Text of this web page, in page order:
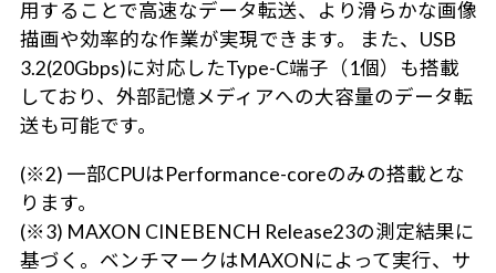
用することで高速なデータ転送、より滑らかな画像
描画や効率的な作業が実現できます。 また、USB
3.2(20Gbps)に対応したType-C端子（1個）も搭載
しており、外部記憶メディアへの大容量のデータ転
送も可能です。
(※2) 一部CPUはPerformance-coreのみの搭載とな
ります。
(※3) MAXON CINEBENCH Release23の測定結果に
基づく。ベンチマークはMAXONによって実行、サ